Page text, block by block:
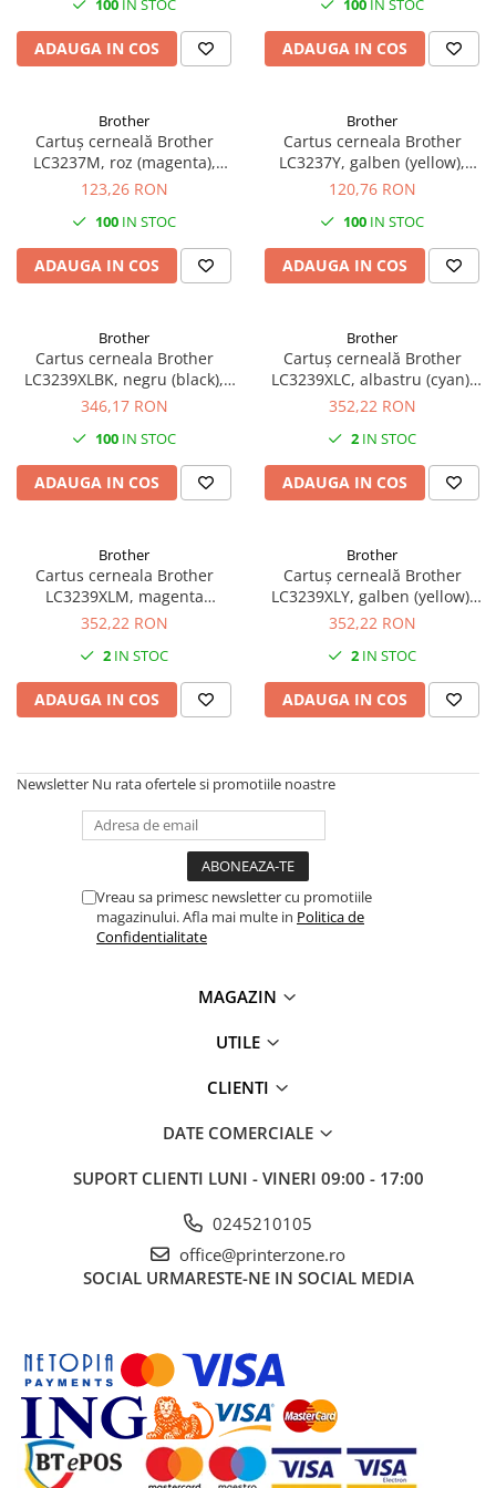
Hard disk-uri externe
Placi captura
Adaptoare PCI / PCIe
Accesorii retelistica
100 IN STOC
ADAUGA IN COS
100 IN STOC
ADAUGA IN COS
Brother
Cartuș cerneală Brother
LC3237M, roz (magenta),
original, 1500 pagini
123,26 RON
100 IN STOC
ADAUGA IN COS
Brother
Cartus cerneala Brother
LC3237Y, galben (yellow),
original, 1500 pagini, 14.5 ml
120,76 RON
100 IN STOC
ADAUGA IN COS
Brother
Cartus cerneala Brother
LC3239XLBK, negru (black),
original, 6000 pagini, 102 ml
346,17 RON
100 IN STOC
ADAUGA IN COS
Brother
Cartuș cerneală Brother
LC3239XLC, albastru (cyan),
original, 5000 pagini
352,22 RON
2 IN STOC
ADAUGA IN COS
Brother
Cartus cerneala Brother
LC3239XLM, magenta
(magenta), original, 5000
352,22 RON
2 IN STOC
ADAUGA IN COS
Brother
Cartuș cerneală Brother
LC3239XLY, galben (yellow),
original, 5000 pagini
352,22 RON
2 IN STOC
ADAUGA IN COS
Newsletter Nu rata ofertele si promotiile noastre
Vreau sa primesc newsletter cu promotiile
magazinului. Afla mai multe in Politica de
Confidentialitate
MAGAZIN
UTILE
CLIENTI
DATE COMERCIALE
SUPORT CLIENTI LUNI - VINERI 09:00 - 17:00
0245210105
office@printerzone.ro
SOCIAL URMARESTE-NE IN SOCIAL MEDIA